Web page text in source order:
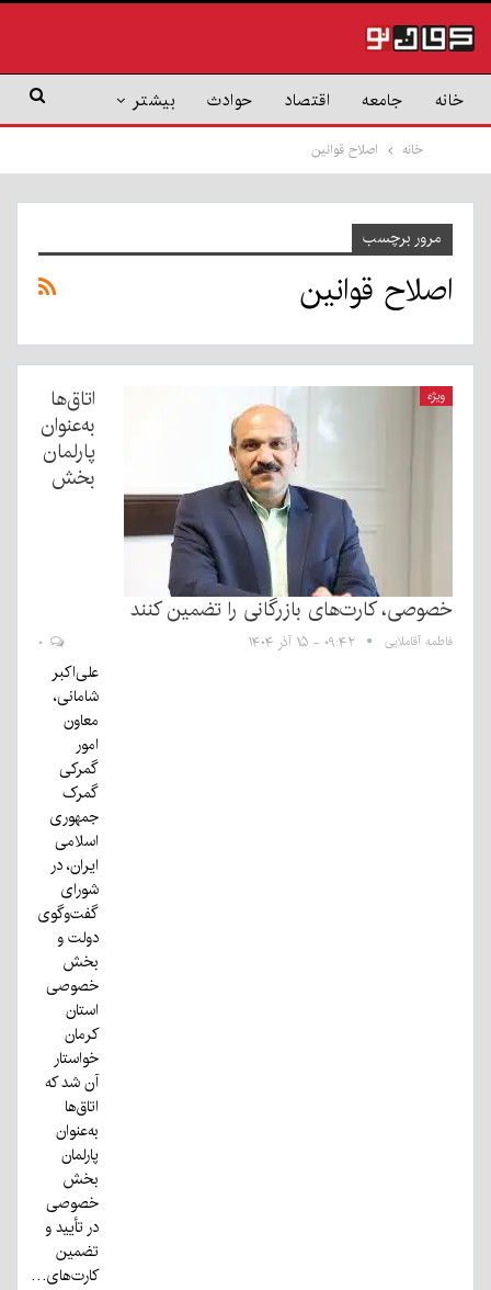
خانه جامعه اقتصاد حوادث بیشتر
خانه اصلاح قوانین
مرور برچسب
اصلاح قوانین
ویژه
اتاق‌ها
به‌عنوان
پارلمان
بخش
خصوصی، کارت‌های بازرگانی را تضمین کنند
فاطمه آقاملایی ۰۹:۴۲ - ۱۵ آذر ۱۴۰۴
علی‌اکبر
شامانی،
معاون
امور
گمرکی
گمرک
جمهوری
اسلامی
ایران، در
شورای
گفت‌وگوی
دولت و
بخش
خصوصی
استان
کرمان
خواستار
آن شد که
اتاق‌ها
به‌عنوان
پارلمان
بخش
خصوصی
در تأیید و
تضمین
کارت‌های…